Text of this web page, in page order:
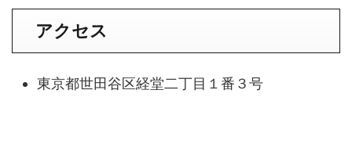
アクセス
東京都世田谷区経堂二丁目１番３号